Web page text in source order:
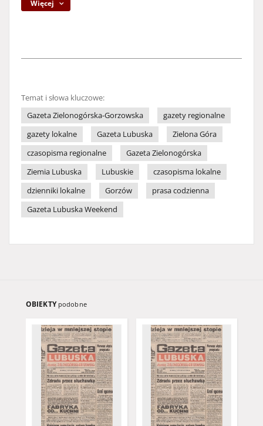
Więcej
Temat i słowa kluczowe:
Gazeta Zielonogórska-Gorzowska
gazety regionalne
gazety lokalne
Gazeta Lubuska
Zielona Góra
czasopisma regionalne
Gazeta Zielonogórska
Ziemia Lubuska
Lubuskie
czasopisma lokalne
dzienniki lokalne
Gorzów
prasa codzienna
Gazeta Lubuska Weekend
OBIEKTY podobne